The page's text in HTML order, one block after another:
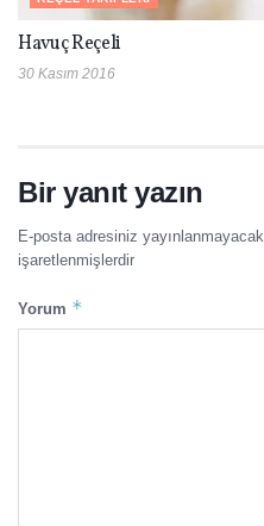
Havuç Reçeli
30 Kasım 2016
Bir yanıt yazın
E-posta adresiniz yayınlanmayacak.
işaretlenmişlerdir
Yorum *